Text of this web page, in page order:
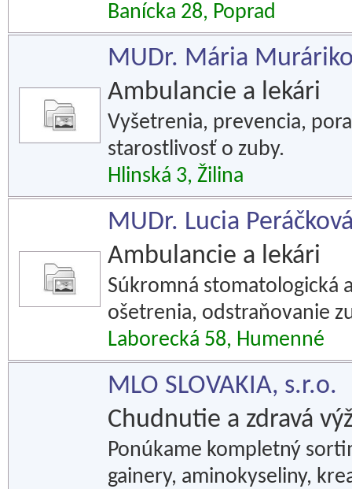
Banícka 28, Poprad
MUDr. Mária
Ambulancie a lekári
Vyšetrenia, prevencia,
starostlivosť o zuby.
Hlinská 3, Žilina
MUDr. Lucia
Ambulancie a lekári
Súkromná stomatologická
ošetrenia, odstraňovanie
Laborecká 58, Humenné
MLO SLOVAKIA, s.r.o.
Chudnutie a zdravá
Ponúkame kompletný
gainery, aminokyseliny,